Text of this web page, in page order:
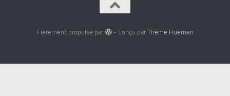
Fièrement propulsé par - Conçu par Thème Hueman